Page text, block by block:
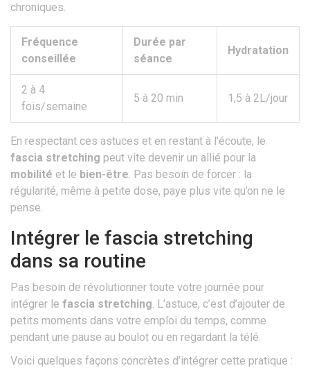
chroniques.
Fréquence
conseillée
Durée par
séance
Hydratation
2 à 4
fois/semaine
5 à 20 min 1,5 à 2L/jour
En respectant ces astuces et en restant à l’écoute, le
fascia stretching peut vite devenir un allié pour la
mobilité et le bien-être. Pas besoin de forcer : la
régularité, même à petite dose, paye plus vite qu’on ne le
pense.
Intégrer le fascia stretching
dans sa routine
Pas besoin de révolutionner toute votre journée pour
intégrer le fascia stretching. L’astuce, c’est d’ajouter de
petits moments dans votre emploi du temps, comme
pendant une pause au boulot ou en regardant la télé.
Voici quelques façons concrètes d’intégrer cette pratique :